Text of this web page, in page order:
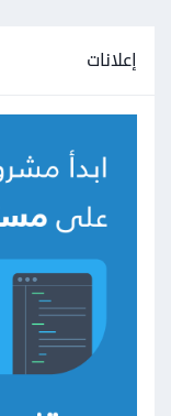
إعلانات